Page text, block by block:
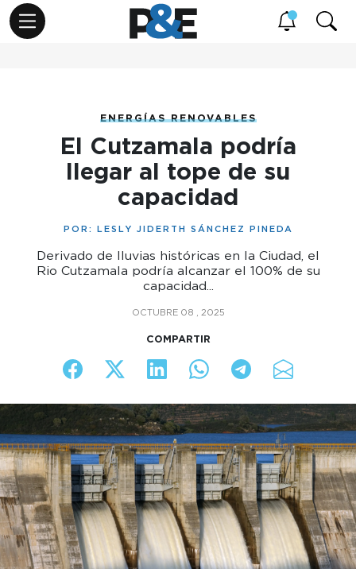
ENERGÍAS RENOVABLES
El Cutzamala podría
llegar al tope de su
capacidad
POR: LESLY JIDERTH SÁNCHEZ PINEDA
Derivado de lluvias históricas en la Ciudad, el
Rio Cutzamala podría alcanzar el 100% de su
capacidad...
OCTUBRE 08 , 2025
COMPARTIR